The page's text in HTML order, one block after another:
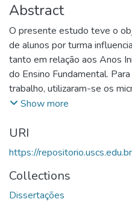
Abstract
O presente estudo teve o
de alunos por turma
tanto em relação aos Anos
do Ensino Fundamental.
trabalho, utilizaram-se os
referente ao ano de 2017.
verificaram-se diversos
resultado desejado. Optou-
modelo estatístico de
estimador Nearest
possível agrupar as turmas
semelhança. A métrica
Show more
URI
https://
Collections
Dissertações